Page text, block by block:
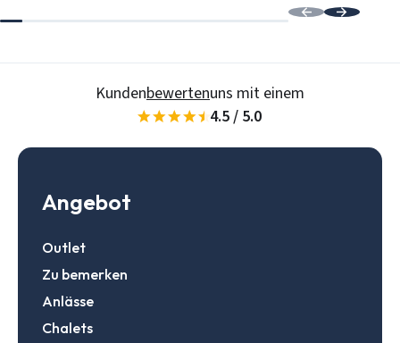
Kundenbewertenuns mit einem
4.5 / 5.0
Angebot
Outlet
Zu bemerken
Anlässe
Chalets